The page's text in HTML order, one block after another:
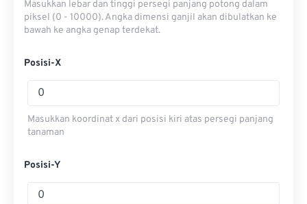
Masukkan lebar dan tinggi persegi panjang potong dalam
piksel (0 - 10000). Angka dimensi ganjil akan dibulatkan ke
bawah ke angka genap terdekat.
Posisi-X
Masukkan koordinat x dari posisi kiri atas persegi panjang
tanaman
Posisi-Y